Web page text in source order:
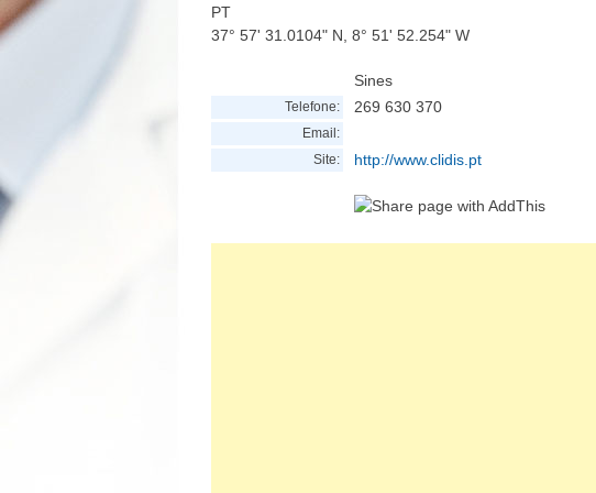
PT
37° 57' 31.0104" N, 8° 51' 52.254" W
Sines
Telefone: 269 630 370
Email:
Site:
http://www.clidis.pt